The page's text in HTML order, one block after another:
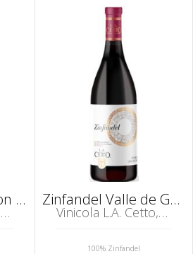
Cabernet Sauvignon Valle de Guadalupe
Vinicola L.A. Cetto, Guadalupe
Zinfandel Valle de Guadalupe
Vinicola L.A. Cetto, Guadalupe
100% Zinfandel